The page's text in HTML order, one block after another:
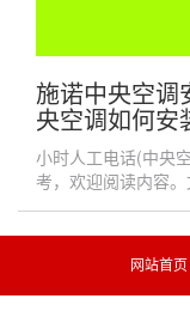
施诺中央空调
央空调如何安
小时人工电话(中央
考，欢迎阅读内容
网站首页